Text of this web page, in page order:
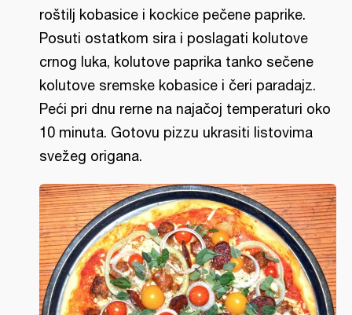
roštilj kobasice i kockice pečene paprike.
Posuti ostatkom sira i poslagati kolutove
crnog luka, kolutove paprika tanko sečene
kolutove sremske kobasice i čeri paradajz.
Peći pri dnu rerne na najačoj temperaturi oko
10 minuta. Gotovu pizzu ukrasiti listovima
svežeg origana.